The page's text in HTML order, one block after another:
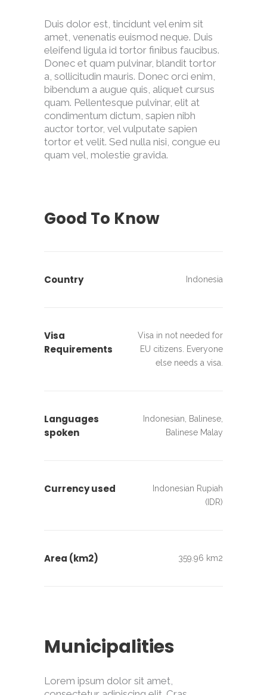
Duis dolor est, tincidunt vel enim sit
amet, venenatis euismod neque. Duis
eleifend ligula id tortor finibus faucibus.
Donec et quam pulvinar, blandit tortor
a, sollicitudin mauris. Donec orci enim,
bibendum a augue quis, aliquet cursus
quam. Pellentesque pulvinar, elit at
condimentum dictum, sapien nibh
auctor tortor, vel vulputate sapien
tortor et velit. Sed nulla nisi, congue eu
quam vel, molestie gravida.
Good To Know
Country Indonesia
Visa
Requirements
Visa in not needed for
EU citizens. Everyone
else needs a visa.
Languages
spoken
Indonesian, Balinese,
Balinese Malay
Currency used
Indonesian Rupiah
(IDR)
Area (km2) 359.96 km2
Municipalities
Lorem ipsum dolor sit amet,